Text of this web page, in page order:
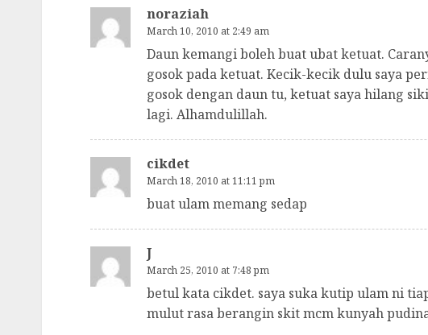
noraziah
March 10, 2010 at 2:49 am
Daun kemangi boleh buat ubat ketuat.
gosok pada ketuat. Kecik-kecik dulu saya
gosok dengan daun tu, ketuat saya hilang
lagi. Alhamdulillah.
cikdet
March 18, 2010 at 11:11 pm
buat ulam memang sedap
J
March 25, 2010 at 7:48 pm
betul kata cikdet. saya suka kutip ulam ni
mulut rasa berangin skit mcm kunyah